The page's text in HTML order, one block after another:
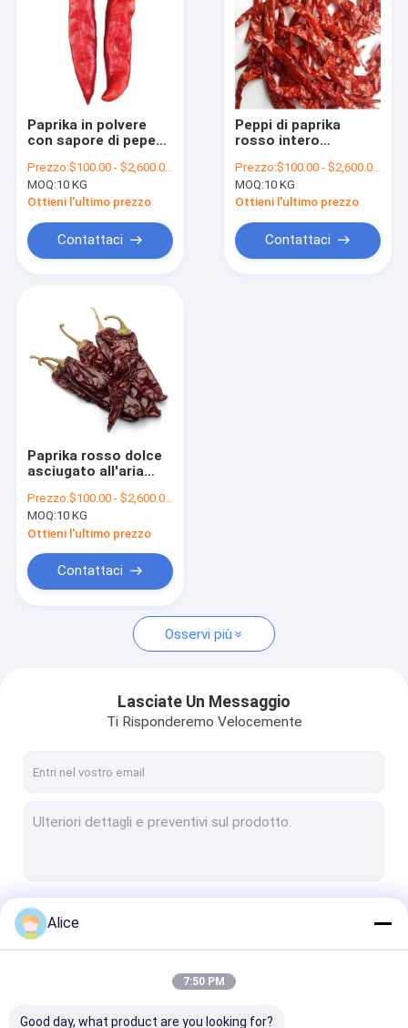
Il cinese ha asciugato Chili Peppers
Peperoncini rossi rossi della pallottola
Erjingtiao ha asciugato Chilis
Peperoncini rossi di Xian
Anello dei peperoncini rossi
Paprika Peppers secca
Paprika in polvere
con sapore di pepe
16%
Prezzo:$100.00 - $2,600.00/Metric Tons
MOQ:10 KG
Ottieni l'ultimo prezzo
Contattaci
Peppi di paprika
rosso intero
cottura o
l'estrazione del
colore
Prezzo:$100.00 - $2,600.00/Metric Tons
MOQ:10 KG
Ottieni l'ultimo prezzo
Contattaci
Paprika rosso dolce
asciugato all'aria
pepe con gambo
Prezzo:$100.00 - $2,600.00/Metric Tons
MOQ:10 KG
Ottieni l'ultimo prezzo
Contattaci
Osservi più
Lasciate Un Messaggio
Ti Risponderemo Velocemente
Alice
7:50 PM
Good day, what product are you looking for?